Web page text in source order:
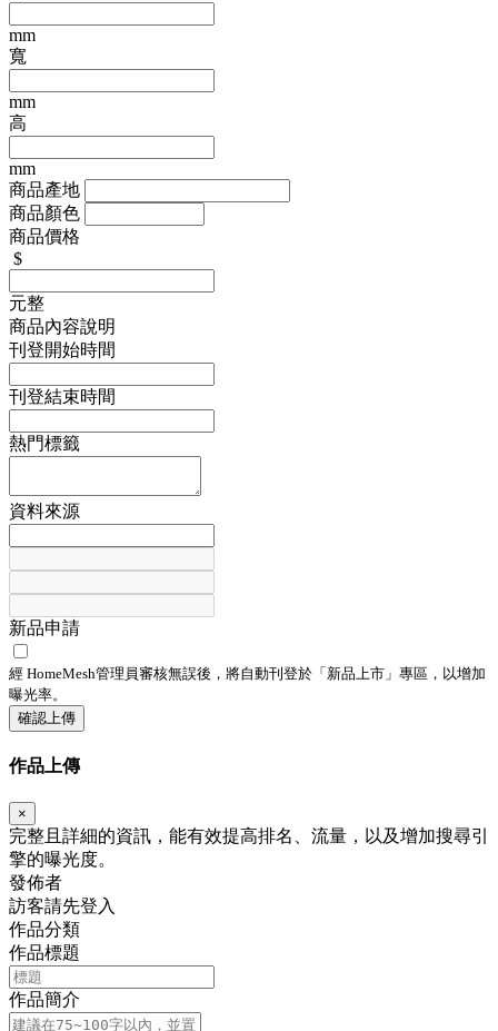
mm
寬
mm
高
mm
商品產地
商品顏色
商品價格
$
元整
商品內容說明
刊登開始時間
刊登結束時間
熱門標籤
資料來源
新品申請
經 HomeMesh管理員審核無誤後，將自動刊登於「 新品上市 」專區，以增加
曝光率。
確認上傳
作品上傳
×
完整且詳細的資訊，能有效提高排名、流量，以及增加搜尋引
擎的曝光度。
發佈者
訪客請先登入
作品分類
作品標題
作品簡介